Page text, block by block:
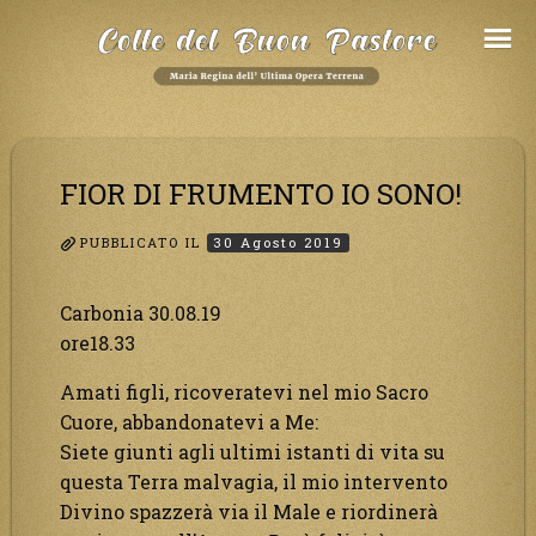
FIOR DI FRUMENTO IO SONO!
PUBBLICATO IL 30 Agosto 2019
Carbonia 30.08.19
ore18.33
Amati figli, ricoveratevi nel mio Sacro
Cuore, abbandonatevi a Me:
Siete giunti agli ultimi istanti di vita su
questa Terra malvagia, il mio intervento
Divino spazzerà via il Male e riordinerà